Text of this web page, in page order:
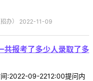
招办） 2022-11-09
共报考了多少人录取了多
:2022-09-2212:00提问内